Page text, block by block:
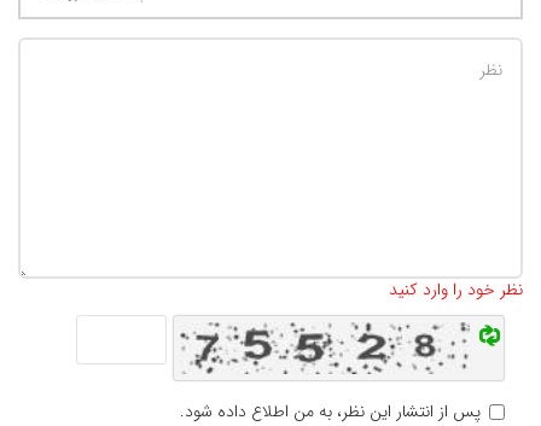
نظر خود را وارد کنید
پس از انتشار این نظر، به من اطلاع داده شود.